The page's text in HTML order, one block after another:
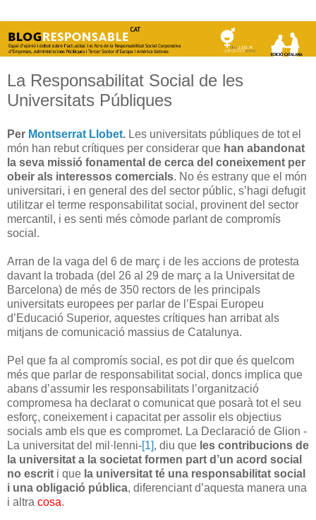
La Responsabilitat Social de les
Universitats Públiques
Per Montserrat Llobet. Les universitats públiques de tot el
món han rebut crítiques per considerar que han abandonat
la seva missió fonamental de cerca del coneixement per
obeir als interessos comercials. No és estrany que el món
universitari, i en general des del sector públic, s’hagi defugit
utilitzar el terme responsabilitat social, provinent del sector
mercantil, i es senti més còmode parlant de compromís
social.
Arran de la vaga del 6 de març i de les accions de protesta
davant la trobada (del 26 al 29 de març a la Universitat de
Barcelona) de més de 350 rectors de les principals
universitats europees per parlar de l’Espai Europeu
d’Educació Superior, aquestes crítiques han arribat als
mitjans de comunicació massius de Catalunya.
Pel que fa al compromís social, es pot dir que és quelcom
més que parlar de responsabilitat social, doncs implica que
abans d’assumir les responsabilitats l’organització
compromesa ha declarat o comunicat que posarà tot el seu
esforç, coneixement i capacitat per assolir els objectius
socials amb els que es compromet. La Declaració de Glion -
La universitat del mil·lenni-[1], diu que les contribucions de
la universitat a la societat formen part d’un acord social
no escrit i que la universitat té una responsabilitat social
i una obligació pública, diferenciant d’aquesta manera una
i altra cosa.